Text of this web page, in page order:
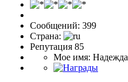
Сообщений: 399
Страна:
Репутация 85
Мое имя: Надежда